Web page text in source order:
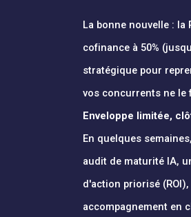
La bonne nouvelle : la
cofinance à 50%
stratégique pour
vos concurrents ne le
Enveloppe limitée,
En quelques
audit de maturité IA,
d'action priorisé
accompagnement en